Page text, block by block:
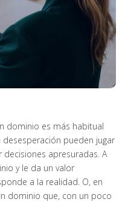
dominio es más habitual
pueden jugar
apresuradas. A
y le da un valor
a la realidad. O, en
dominio que, con un poco